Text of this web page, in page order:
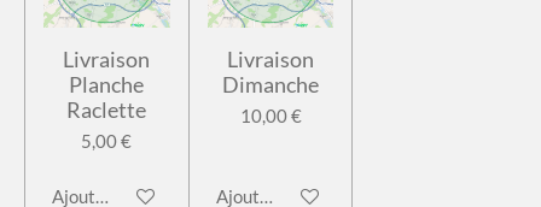
Livraison
Planche
Raclette
5,00 €
Ajouter au panier
Livraison
Dimanche
10,00 €
Ajouter au panier